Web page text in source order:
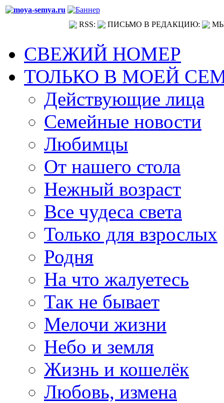
RSS: ПИСЬМО В РЕДАКЦИЮ:
СВЕЖИЙ НОМЕР
ТОЛЬКО В МОЕЙ
Действующие лица
Семейные новости
Любимцы
От нашего стола
Нежный возраст
Все чудеса света
Только для взрослых
Родня
На что жалуетесь
Так не бывает
Мелочи жизни
Небо и земля
Жизнь и кошелёк
Любовь, измена